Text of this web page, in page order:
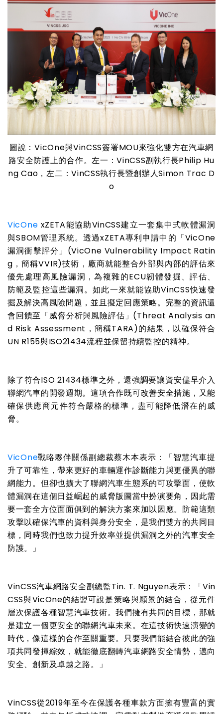
圖說：VicOne與VinCSS簽署MOU來強化雙方在汽車網
路安全防護上的合作。左一：VinCSS副執行長Philip Hu
ng Cao，左二：VinCSS執行長暨創辦人Simon Trac D
o
VicOne xZETA能協助VinCSS建立一套集中式軟體漏洞
與SBOM管理系統。透過xZETA專利申請中的「VicOne
漏洞衝擊評分」(VicOne Vulnerability Impact Ratin
g，簡稱VVIR)技術，廠商就能整合外部與內部的評估來
優先處理高風險漏洞，為複雜的ECU韌體發掘、評估、
防範及監控這些漏洞。如此一來就能協助VinCSS快速發
掘及解決高風險問題，並且擬定回應策略。完整的資訊還
會回饋至「威脅分析與風險評估」(Threat Analysis an
d Risk Assessment，簡稱TARA)的結果，以確保符合
UN R155與ISO21434流程並保留持續監控的精神。
除了符合ISO 21434標準之外，還強調要讓資安儘早介入
聯網汽車的開發週期。這項合作既可改善安全措施，又能
確保供應商元件符合嚴格的標準，盡可能降低潛在的威
脅。
VicOne戰略夥伴關係副總裁蔡木本表示：「智慧汽車提
升了可靠性，帶來更好的車輛運作診斷能力與更優異的聯
網能力。但卻也擴大了聯網汽車生態系的可攻擊面，使軟
體漏洞在這個日益崛起的威脅版圖當中扮演要角，因此需
要一套全方位面面俱到的解決方案來加以因應。防範這類
攻擊以確保汽車的資料與身分安全，是我們雙方的共同目
標，同時我們也致力提升效率並提供漏洞之外的汽車安全
防護。」
VinCSS汽車網路安全副總監Tin. T. Nguyen表示：「Vin
CSS與VicOne的結盟可說是策略與願景的結合，從元件
層次保護各種智慧汽車技術。我們擁有共同的目標，那就
是建立一個更安全的聯網汽車未來。在這技術快速演變的
時代，像這樣的合作至關重要。只要我們能結合彼此的強
項共同發揮綜效，就能徹底翻轉汽車網路安全情勢，邁向
安全、創新及卓越之路。」
VinCSS從2019年至今在保護各種車款方面擁有豐富的實